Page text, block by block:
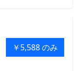
￥5,588 のみ